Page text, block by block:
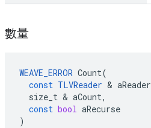
數量
WEAVE_ERROR Count(
const TLVReader & aReader
size_t & aCount,
const bool aRecurse
)